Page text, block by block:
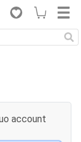
account